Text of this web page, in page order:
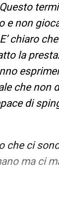
Questo
e non
chiaro
la
che non
di
che ci
ma ci